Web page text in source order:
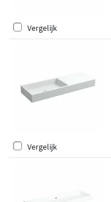
Vergelijk
Vergelijk